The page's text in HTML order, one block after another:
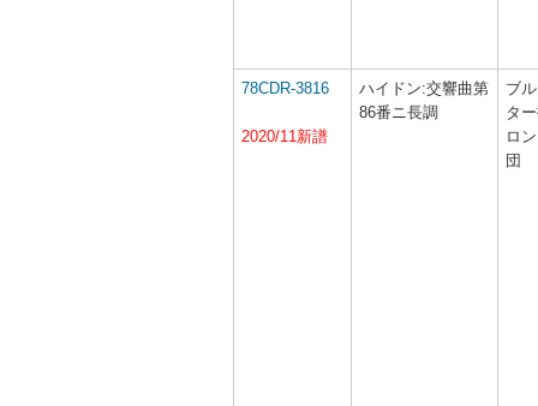
78CDR-3816
2020/11新譜
ハイドン:交響曲第
86番ニ長調
ブ
タ
ロ
団